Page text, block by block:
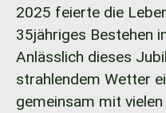
2025 feierte die
35jähriges Bestehen
Anlässlich dieses
strahlendem Wetter
gemeinsam mit